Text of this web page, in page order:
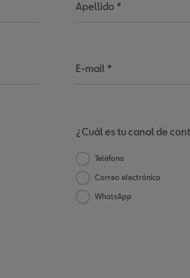
Apellido *
E-mail *
¿Cuál es tu canal de
Teléfono
Correo electrónico
WhatsApp